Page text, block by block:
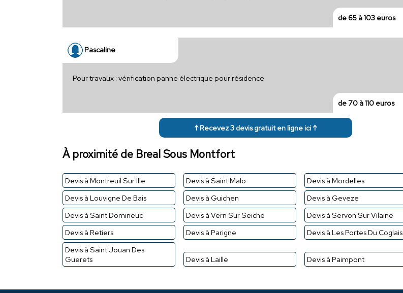
de 65 à 103 euros
Pascaline
Pour travaux : vérification panne électrique pour résidence
de 70 à 110 euros
↑ Recevez 3 devis gratuit en ligne ici ↑
À proximité de Breal Sous Montfort
Devis à Montreuil Sur Ille Devis à Saint Malo
Devis à Mordelles
Devis à Louvigne De Bais
Devis à Guichen
Devis à Geveze
Devis à Saint Domineuc
Devis à Vern Sur Seiche
Devis à Servon Sur Vilaine
Devis à Retiers
Devis à Parigne
Devis à Les Portes Du Coglais
Devis à Saint Jouan Des
Guerets
Devis à Laille Devis à Paimpont